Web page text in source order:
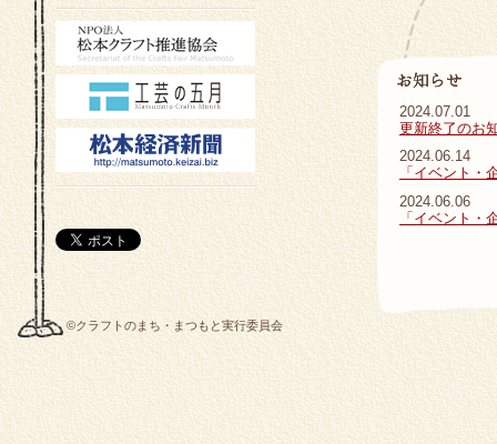
©クラフトのまち・まつもと実行委員会
2024.07.01
更新終了のお
2024.06.14
「イベント・
2024.06.06
「イベント・